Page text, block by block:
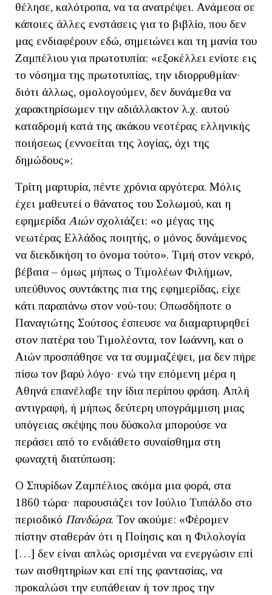
θέλησε, καλότροπα, να τα ανατρέψει. Ανάμεσα σε
κάποιες άλλες ενστάσεις για το βιβλίο, που δεν
μας ενδιαφέρουν εδώ, σημειώνει και τη μανία του
Ζαμπέλιου για πρωτοτυπία: «εξοκέλλει ενίοτε εις
το νόσημα της πρωτοτυπίας, την ιδιορρυθμίαν·
διότι άλλως, ομολογούμεν, δεν δυνάμεθα να
χαρακτηρίσωμεν την αδιάλλακτον λ.χ. αυτού
καταδρομή κατά της ακάκου νεοτέρας ελληνικής
ποιήσεως (εννοείται της λογίας, όχι της
δημώδους»;
Τρίτη μαρτυρία, πέντε χρόνια αργότερα. Μόλις
έχει μαθευτεί ο θάνατος του Σολωμού, και η
εφημερίδα Αιώνσχολιάζει: «ο μέγας της
νεωτέρας Ελλάδος ποιητής, ο μόνος δυνάμενος
να διεκδικήση το όνομα τούτο». Τιμή στον νεκρό,
βέβαια – όμως μήπως ο Τιμολέων Φιλήμων,
υπεύθυνος συντάκτης πια της εφημερίδας, είχε
κάτι παραπάνω στον νού-του; Οπωσδήποτε ο
Παναγιώτης Σούτσος έσπευσε να διαμαρτυρηθεί
στον πατέρα του Τιμολέοντα, τον Ιωάννη, και ο
Αιών προσπάθησε να τα συμμαζέψει, μα δεν πήρε
πίσω τον βαρύ λόγο· ενώ την επόμενη μέρα η
Αθηνά επανέλαβε την ίδια περίπου φράση. Απλή
αντιγραφή, ή μήπως δεύτερη υπογράμμιση μιας
υπόγειας σκέψης που δύσκολα μπορούσε να
περάσει από το ενδιάθετο συναίσθημα στη
φωναχτή διατύπωση;
Ο Σπυρίδων Ζαμπέλιος ακόμα μια φορά, στα
1860 τώρα· παρουσιάζει τον Ιούλιο Τυπάλδο στο
περιοδικό Πανδώρα. Τον ακούμε: «Φέρομεν
πίστην σταθεράν ότι η Ποίησις και η Φιλολογία
[…] δεν είναι απλώς ορισμέναι να ενεργώσιν επί
των αισθητηρίων και επί της φαντασίας, να
προκαλώσι την ευπάθειαν ή τον προς την